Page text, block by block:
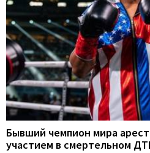
Бывший чемпион мира
участием в смертельном